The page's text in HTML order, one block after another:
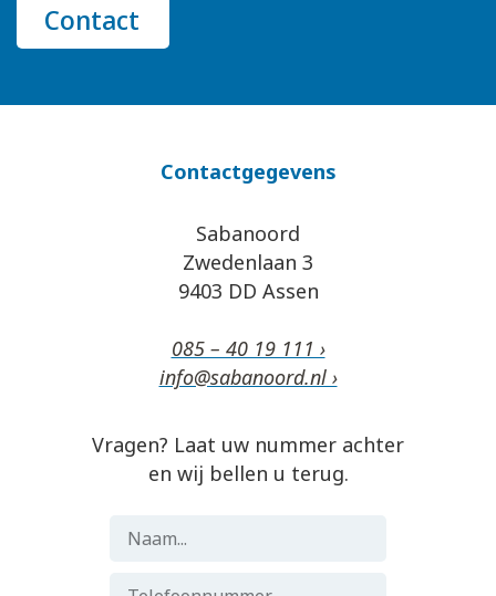
Contact
Contactgegevens
Sabanoord
Zwedenlaan 3
9403 DD Assen
085 – 40 19 111 ›
info@sabanoord.nl ›
Vragen? Laat uw nummer achter
en wij bellen u terug.